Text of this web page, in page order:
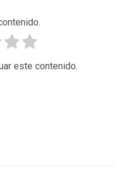
este contenido.